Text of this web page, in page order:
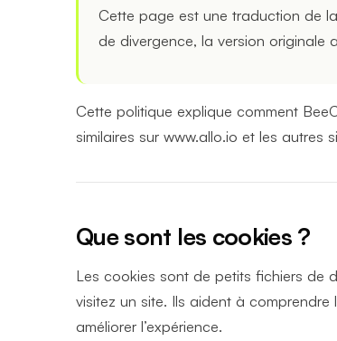
Cette page est une traduction de
de divergence, la version originale
Cette politique explique comment
similaires sur www.allo.io et les
Que sont les cookies ?
Les cookies sont de petits fichiers de
visitez un site. Ils aident à
améliorer l’expérience.